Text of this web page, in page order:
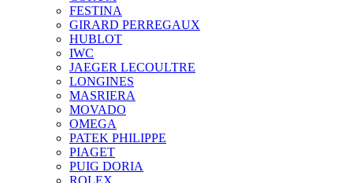
FESTINA
GIRARD PERREGAUX
HUBLOT
IWC
JAEGER LECOULTRE
LONGINES
MASRIERA
MOVADO
OMEGA
PATEK PHILIPPE
PIAGET
PUIG DORIA
ROLEX